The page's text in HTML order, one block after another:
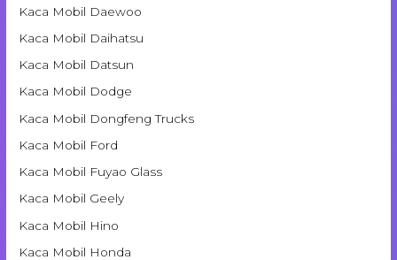
Kaca Mobil Daewoo
Kaca Mobil Daihatsu
Kaca Mobil Datsun
Kaca Mobil Dodge
Kaca Mobil Dongfeng Trucks
Kaca Mobil Ford
Kaca Mobil Fuyao Glass
Kaca Mobil Geely
Kaca Mobil Hino
Kaca Mobil Honda